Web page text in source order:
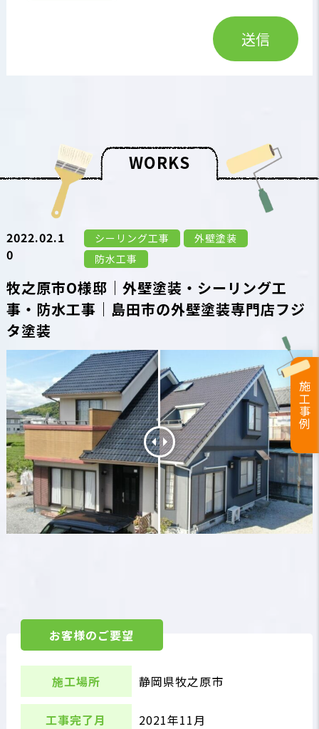
施工事例
送信
WORKS
2022.02.1
0
シーリング工事
外壁塗装
防水工事
牧之原市O様邸｜外壁塗装・シーリング工
事・防水工事｜島田市の外壁塗装専門店フジ
タ塗装
お客様のご要望
施工場所 静岡県牧之原市
工事完了月 2021年11月